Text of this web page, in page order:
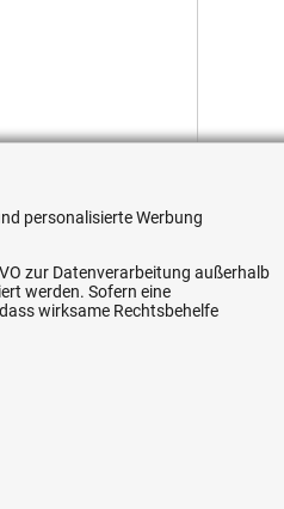
personalisierte Werbung
zur Datenverarbeitung außerhalb
werden. Sofern eine
wirksame Rechtsbehelfe